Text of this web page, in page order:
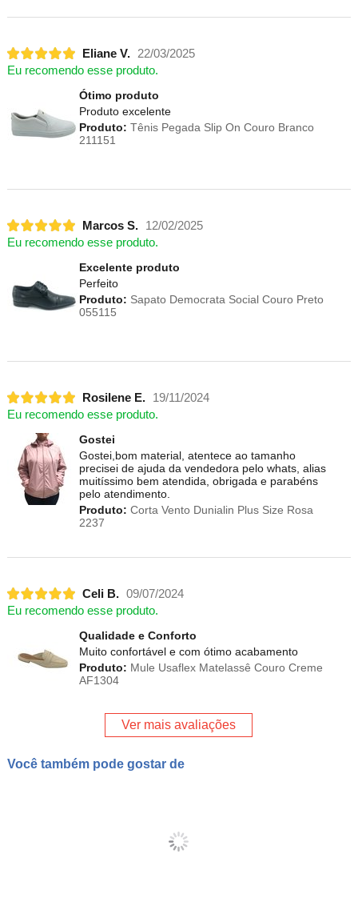
Eliane V.
22/03/2025
Eu recomendo esse produto.
Ótimo produto
Produto excelente
Produto: Tênis Pegada Slip On Couro Branco
211151
Marcos S.
12/02/2025
Eu recomendo esse produto.
Excelente produto
Perfeito
Produto: Sapato Democrata Social Couro Preto
055115
Rosilene E.
19/11/2024
Eu recomendo esse produto.
Gostei
Gostei,bom material, atentece ao tamanho
precisei de ajuda da vendedora pelo whats, alias
muitíssimo bem atendida, obrigada e parabéns
pelo atendimento.
Produto: Corta Vento Dunialin Plus Size Rosa
2237
Celi B. 09/07/2024
Eu recomendo esse produto.
Qualidade e Conforto
Muito confortável e com ótimo acabamento
Produto: Mule Usaflex Matelassê Couro Creme
AF1304
Ver mais avaliações
Você também pode gostar de